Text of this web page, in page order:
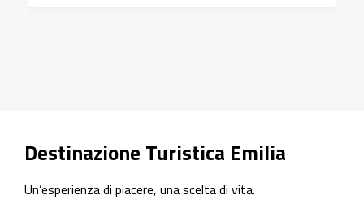
Destinazione Turistica Emilia
Un’esperienza di piacere, una scelta di vita.